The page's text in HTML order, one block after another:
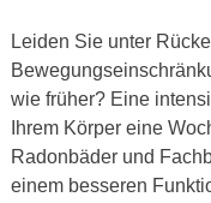
Leiden Sie unter
wie früher? Eine
Ihrem Körper eine
Radonbäder und
einem besseren